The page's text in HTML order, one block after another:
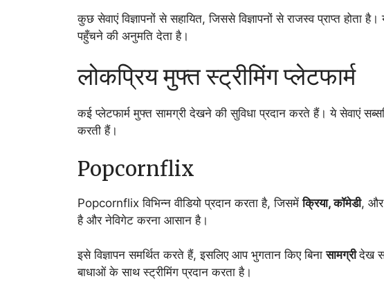
कुछ सेवाएं विज्ञापनों से सहायित, जिससे विज्ञापनों से राजस्व प्राप्त
पहुँचने की अनुमति देता है।
लोकप्रिय मुफ्त स्ट्रीमिंग प्लेटफार्म
कई प्लेटफार्म मुफ्त सामग्री देखने की सुविधा प्रदान करते हैं। ये सेवाएं
करती हैं।
Popcornflix
Popcornflix विभिन्न वीडियो प्रदान करता है, जिसमेंक्रिया, कॉमेडी, और
है और नेविगेट करना आसान है।
इसे विज्ञापन समर्थित करते हैं, इसलिए आप भुगतान किए बिनासामग्रीदेख
बाधाओं के साथ स्ट्रीमिंग प्रदान करता है।